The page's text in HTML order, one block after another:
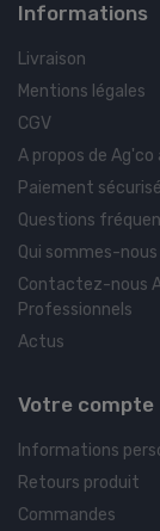
Informations
Livraison
Mentions légales
CGV
A propos de
Paiement sécurisé
Questions
Qui sommes-nous
Contactez-nous
Professionnels
Actus
Votre compte
Informations
Retours produit
Commandes